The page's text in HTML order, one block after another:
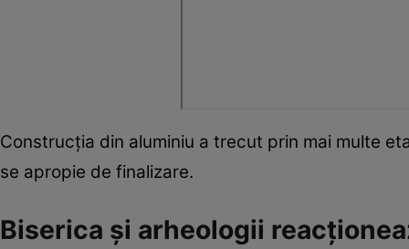
Construcția din aluminiu a trecut prin mai multe
se apropie de finalizare.
Biserica și arheologii